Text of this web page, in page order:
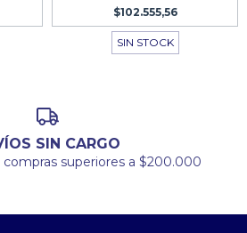
$102.555,56
SIN STOCK
SIN CARGO
compras superiores a $200.000